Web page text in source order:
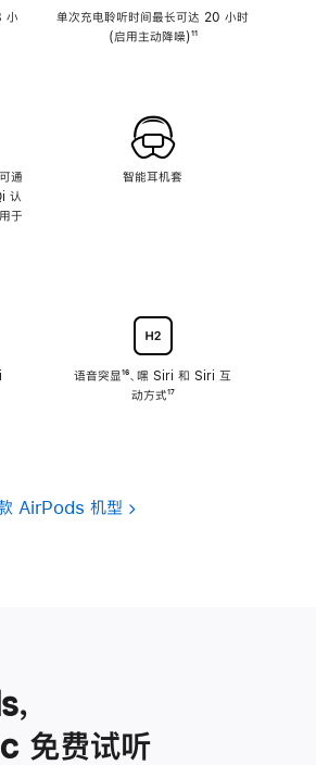
小
通
认
于
单次充电聆听时间最长可达 20 小时
(启用主动降噪)脚
¹¹
智能耳机套
语音突显脚
注
¹⁶、嘿 Siri 和 Siri 互
动方式脚
¹⁷
AirPods 机型
免费试听